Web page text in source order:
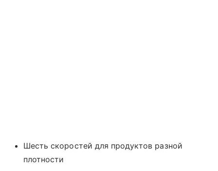
Шесть скоростей для продуктов разной
плотности